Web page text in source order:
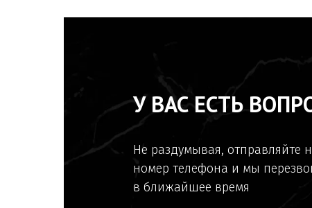
У ВАС ЕСТЬ
Не раздумывая, отправляйте
номер телефона и мы
в ближайшее время